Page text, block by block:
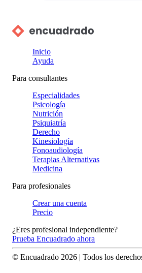
Inicio
Ayuda
Para consultantes
Especialidades
Psicología
Nutrición
Psiquiatría
Derecho
Kinesiología
Fonoaudiología
Terapias Alternativas
Medicina
Para profesionales
Crear una cuenta
Precio
¿Eres profesional independiente?
Prueba Encuadrado ahora
© Encuadrado 2026 | Todos los